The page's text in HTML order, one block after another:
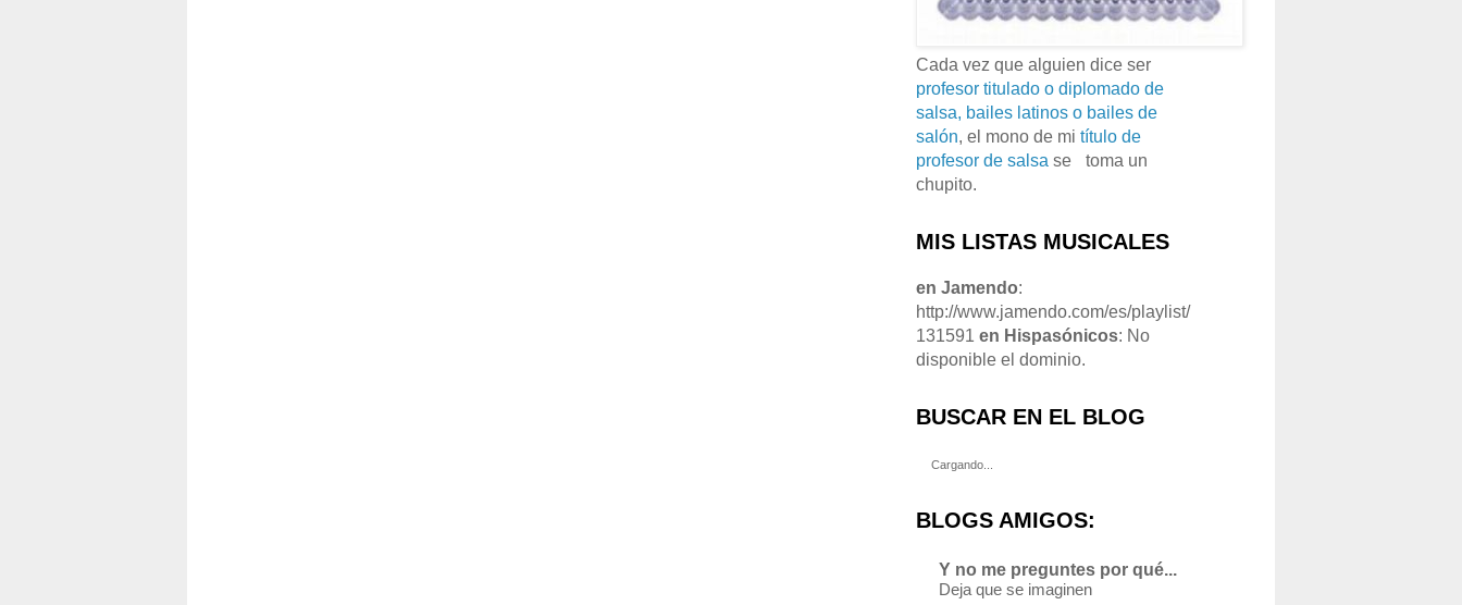
Cada vez que alguien dice ser
profesor titulado o diplomado de
salsa, bailes latinos o bailes de
salón, el mono de mi título de
profesor de salsa se
toma un
chupito.
MIS LISTAS MUSICALES
en Jamendo:
http://www.jamendo.com/es/playlist/
131591 en Hispasónicos: No
disponible el dominio.
BUSCAR EN EL BLOG
Cargando...
BLOGS AMIGOS:
Y no me preguntes por qué...
Deja que se imaginen